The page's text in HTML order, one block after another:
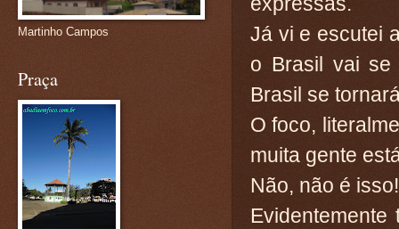
Já vi e escutei
o Brasil vai se
Brasil se
O foco,
muita gente
Não, não é isso!
Martinho Campos
Praça